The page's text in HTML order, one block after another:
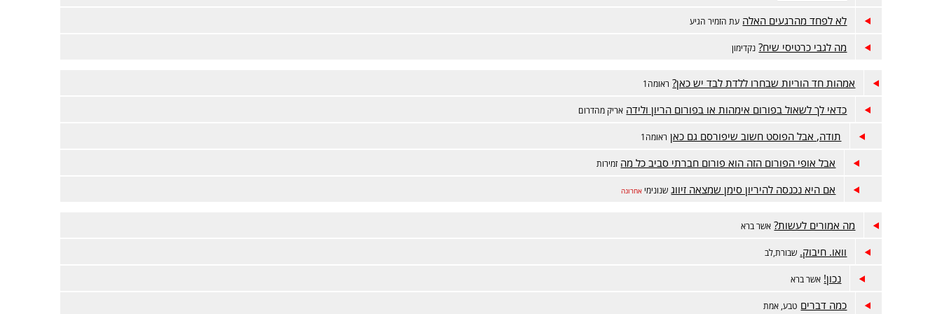
לא לפחד מהרגעים האלה עת הזמיר הגיע
מה לגבי כרטיסי שיח? נקדימון
אמהות חד הוריות שבחרו ללדת לבד יש כאן? ראומה1
כדאי לך לשאול בפורום אימהות או בפורום הריון ולידה אריק מהדרום
תודה, אבל הפוסט חשוב שיפורסם גם כאן ראומה1
אבל אופי הפורום הזה הוא פורום חברתי סביב כל מה זמירות
אם היא נכנסה להיריון סימן שמצאה זיווג שנונימי אחרונה
מה אמורים לעשות? אשר ברא
וואו. חיבוק. שבורת,לב
נכון! אשר ברא
כמה דברים טבע, אמת